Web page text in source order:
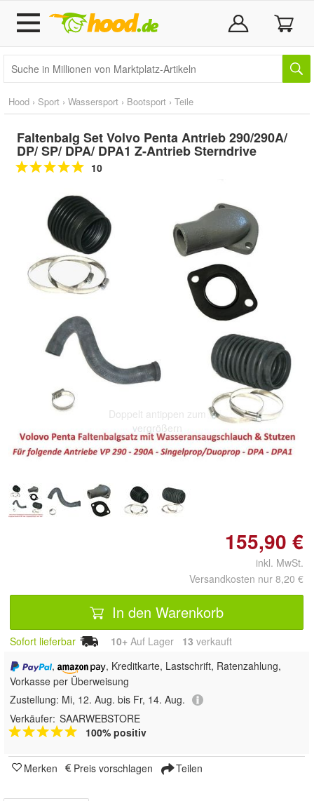
Hood › Sport › Wassersport › Bootsport › Teile
Faltenbalg Set Volvo Penta Antrieb 290/290A/
DP/ SP/ DPA/ DPA1 Z-Antrieb Sterndrive
10
Doppelt antippen zum
vergrößern
155,90 €
inkl. MwSt.
Versandkosten nur 8,20 €
In den Warenkorb
Sofort lieferbar 10+ Auf Lager 13 verkauft
,
, Kreditkarte, Lastschrift, Ratenzahlung,
Vorkasse per Überweisung
Zustellung: Mi, 12. Aug. bis Fr, 14. Aug.
Verkäufer: SAARWEBSTORE
100% positiv
Merken Preis vorschlagen Teilen